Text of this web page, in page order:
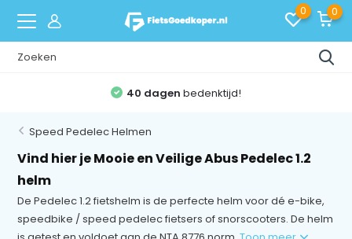
0 0
40 dagen bedenktijd!
Speed Pedelec Helmen
Vind hier je Mooie en Veilige Abus Pedelec 1.2
helm
De Pedelec 1.2 fietshelm is de perfecte helm voor dé e-bike,
speedbike / speed pedelec fietsers of snorscooters. De helm